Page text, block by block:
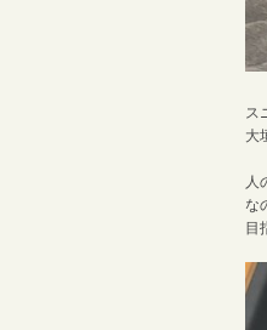
ス
大
人
な
目